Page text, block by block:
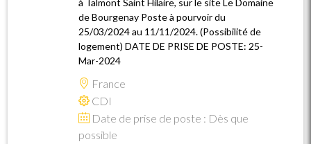
à Talmont Saint Hilaire, sur le site Le Domaine
de Bourgenay Poste à pourvoir du
25/03/2024 au 11/11/2024. (Possibilité de
logement) DATE DE PRISE DE POSTE: 25-
Mar-2024
France
CDI
Date de prise de poste : Dès que
possible